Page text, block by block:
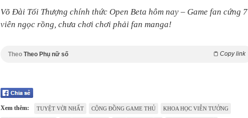
Võ Đài Tối Thượng chính thức Open Beta hôm nay – Game fan cứng 7
viên ngọc rồng, chưa chơi chơi phải fan manga!
Theo Theo Phụ nữ số Copy link
Xem thêm: TUYỆT VỜI NHẤT CỘNG ĐỒNG GAME THỦ KHOA HỌC VIỄN TƯỞNG